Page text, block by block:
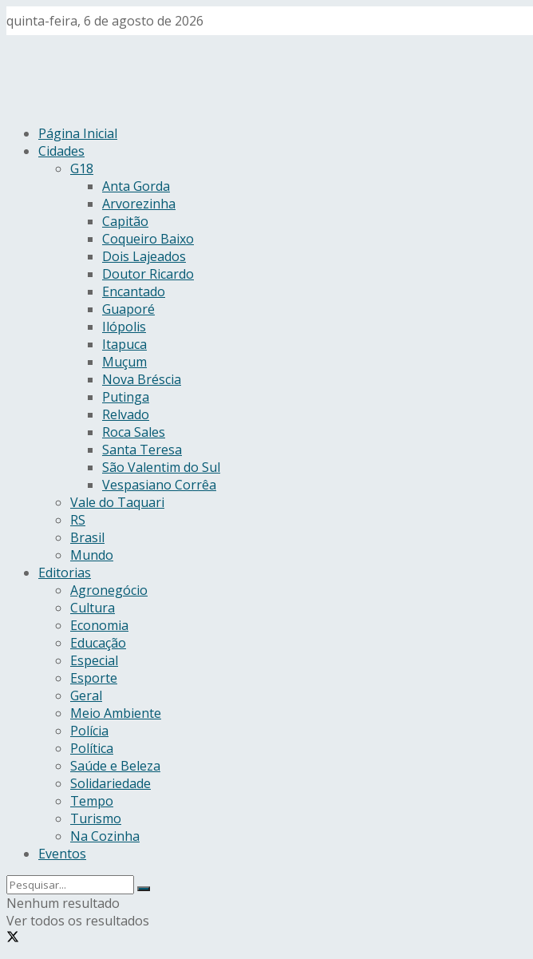
quinta-feira, 6 de agosto de 2026
Página Inicial
Cidades
G18
Anta Gorda
Arvorezinha
Capitão
Coqueiro Baixo
Dois Lajeados
Doutor Ricardo
Encantado
Guaporé
Ilópolis
Itapuca
Muçum
Nova Bréscia
Putinga
Relvado
Roca Sales
Santa Teresa
São Valentim do Sul
Vespasiano Corrêa
Vale do Taquari
RS
Brasil
Mundo
Editorias
Agronegócio
Cultura
Economia
Educação
Especial
Esporte
Geral
Meio Ambiente
Polícia
Política
Saúde e Beleza
Solidariedade
Tempo
Turismo
Na Cozinha
Eventos
Nenhum resultado
Ver todos os resultados